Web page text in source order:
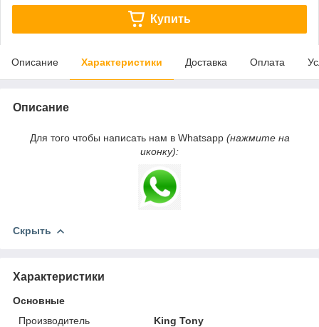
Купить
Описание Характеристики Доставка Оплата
Описание
Для того чтобы написать нам в Whatsapp (нажмите на
иконку):
Скрыть
Характеристики
Основные
Производитель
King Tony